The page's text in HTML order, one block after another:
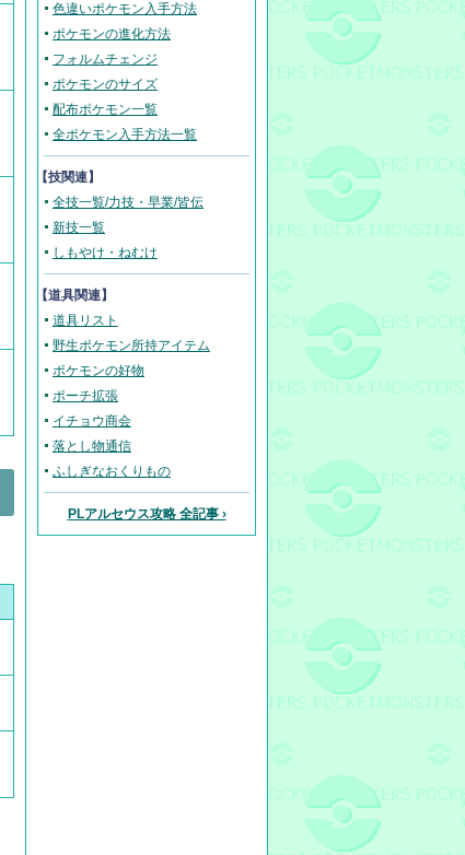
色違いポケモン入手方法
ポケモンの進化方法
フォルムチェンジ
ポケモンのサイズ
配布ポケモン一覧
全ポケモン入手方法一覧
【技関連】
全技一覧/力技・早業/皆伝
新技一覧
しもやけ・ねむけ
【道具関連】
道具リスト
野生ポケモン所持アイテム
ポケモンの好物
ポーチ拡張
イチョウ商会
落とし物通信
ふしぎなおくりもの
PLアルセウス攻略 全記事 ›